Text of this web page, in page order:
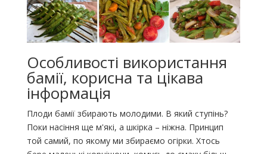
Особливості використання
бамії, корисна та цікава
інформація
Плоди бамії збирають молодими. В який ступінь?
Поки насіння ще м'які, а шкірка – ніжна. Принцип
той самий, по якому ми збираємо огірки. Хтось